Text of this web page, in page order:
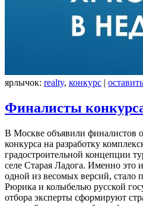
ярлычок: realty, конкурс |
Финалисты
В Москве объявили финалистов
конкурса на разработку
градостроительной концепции
селе Старая Ладога. Именно это
одной из весомых версий, стало
Рюрика и колыбелью русской
отбора эксперты сформируют